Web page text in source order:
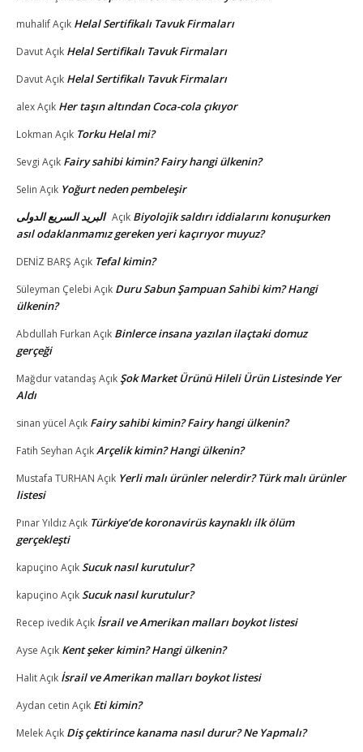
muhalifAçık Helal Sertifikalı Tavuk Firmaları
DavutAçık Helal Sertifikalı Tavuk Firmaları
DavutAçık Helal Sertifikalı Tavuk Firmaları
alexAçık Her taşın altından Coca-cola çıkıyor
Lokman Açık Torku Helal mi?
Sevgi Açık Fairy sahibi kimin? Fairy hangi ülkenin?
Selin Açık Yoğurt neden pembeleşir
البريد السريع الدولى Açık Biyolojik saldırı iddialarını konuşurken
asıl odaklanmamız gereken yeri kaçırıyor muyuz?
DENİZ BARŞ Açık Tefal kimin?
Süleyman Çelebi Açık Duru Sabun Şampuan Sahibi kim? Hangi
ülkenin?
Abdullah Furkan Açık Binlerce insana yazılan ilaçtaki domuz
gerçeği
Mağdur vatandaşAçıkŞok Market Ürünü Hileli Ürün Listesinde Yer
Aldı
sinan yücel Açık Fairy sahibi kimin? Fairy hangi ülkenin?
Fatih Seyhan AçıkArçelik kimin? Hangi ülkenin?
Mustafa TURHAN Açık Yerli malı ürünler nelerdir? Türk malı ürünler
listesi
Pınar YıldızAçık Türkiye’de koronavirüs kaynaklı ilk ölüm
gerçekleşti
kapuçino AçıkSucuk nasıl kurutulur?
kapuçino AçıkSucuk nasıl kurutulur?
Recep ivedikAçık İsrail ve Amerikan malları boykot listesi
Ayse Açık Kent şeker kimin? Hangi ülkenin?
HalitAçık İsrail ve Amerikan malları boykot listesi
Aydan cetin Açık Eti kimin?
MelekAçık Diş çektirince kanama nasıl durur? Ne Yapmalı?